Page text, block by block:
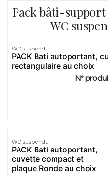
Pack bâti-
WC
Meilleur
prix
WC suspendu
PACK Bati autoportant,
rectangulaire au choix
N°
Meilleur
prix
WC suspendu
PACK Bati autoportant,
cuvette compact et
plaque Ronde au choix